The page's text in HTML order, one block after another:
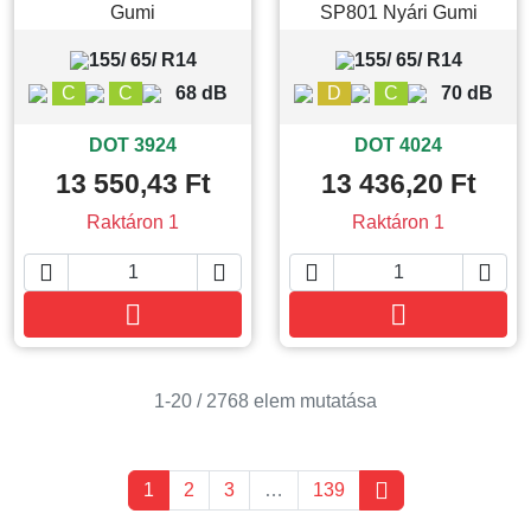
Gumi
155/ 65/ R14
C
C 68 dB
DOT 3924
13 550,43 Ft
Raktáron 1
 

SP801 Nyári Gumi
155/ 65/ R14
D
C 70 dB
DOT 4024
13 436,20 Ft
Raktáron 1
 

1-20 / 2768 elem mutatása
1 2 3 … 139 